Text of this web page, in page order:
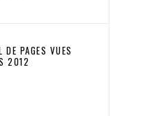
DE PAGES VUES
2012